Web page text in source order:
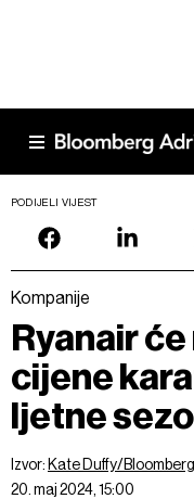
PODIJELI VIJEST
Kompanije
Ryanair
cijene
ljetne
Izvor: Kate Duffy/Bloomberg
20. maj 2024, 15:00